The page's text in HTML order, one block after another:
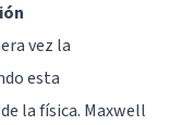
vez la
esta
la física. Maxwell